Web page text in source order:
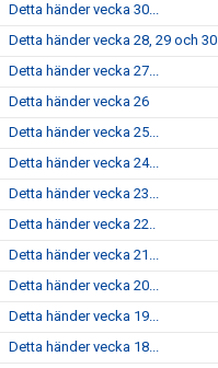
Detta händer vecka 30...
Detta händer vecka 28, 29 och 30
Detta händer vecka 27...
Detta händer vecka 26
Detta händer vecka 25...
Detta händer vecka 24...
Detta händer vecka 23...
Detta händer vecka 22..
Detta händer vecka 21...
Detta händer vecka 20...
Detta händer vecka 19...
Detta händer vecka 18...